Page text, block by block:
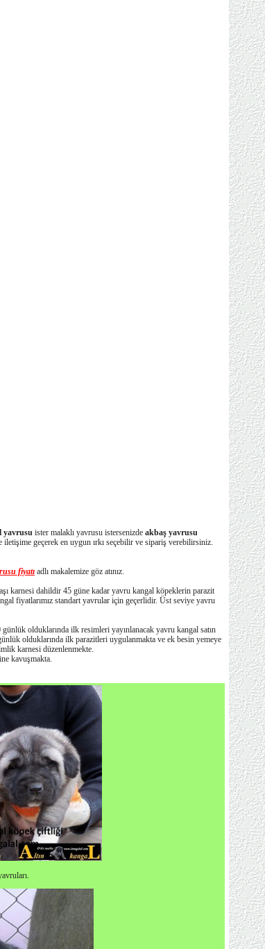
yavrusu ister malaklı yavrusu istersenizde akbaş yavrusu
geçerek en uygun ırkı seçebilir ve sipariş verebilirsiniz.
fiyatı adlı makalemize göz atınız.
karnesi dahildir 45 güne kadar yavru kangal köpeklerin parazit
fiyatlarımız standart yavrular için geçerlidir. Üst seviye yavru
olduklarında ilk resimleri yayınlanacak yavru kangal satın
olduklarında ilk parazitleri uygulanmakta ve ek besin yemeye
karnesi düzenlenmekte.
kavuşmakta.